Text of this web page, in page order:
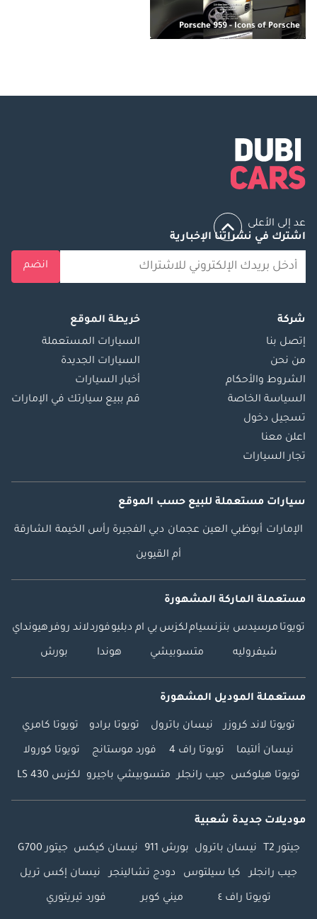
Porsche 959 - Icons of Porsche
عد إلى الأعلى
اشترك في نشراتنا الإخبارية
انضم
شركة
إتصل بنا
من نحن
الشروط والأحكام
السياسة الخاصة
تسجيل دخول
اعلن معنا
تجار السيارات
خريطة الموقع
السيارات المستعملة
السيارات الجديدة
أخبار السيارات
قم ببيع سيارتك في الإمارات
سيارات مستعملة للبيع حسب الموقع
الإمارات أبوظبي العين عجمان دبي الفجيرة رأس الخيمة الشارقة
أم القيوين
مستعملة الماركة المشهورة
تويوتا مرسيدس بنزنسياملكزس بي ام دبليوفوردلاند روفرهيونداي
شيفروليه متسوبيشي هوندا بورش
مستعملة الموديل المشهورة
تويوتا لاند كروزر نيسان باترول تويوتا برادو تويوتا كامري
نيسان ألتيما تويوتا راف 4 فورد موستانج تويوتا كورولا
تويوتا هيلوكس جيب رانجلر متسوبيشي باجيرو لكزس LS 430
موديلات جديدة شعبية
جيتور T2 نيسان باترول بورش 911 نيسان كيكس جيتور G700
جيب رانجلر كيا سيلتوس دودج تشالينجر نيسان إكس تريل
تويوتا راف ٤ ميني كوبر فورد تيريتوري